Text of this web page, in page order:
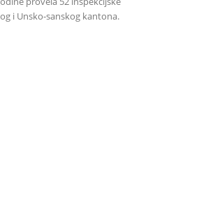
i Unsko-sanskog kantona.